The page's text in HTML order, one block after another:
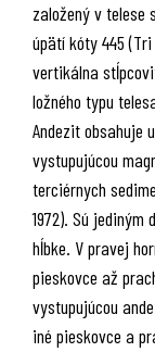
založený v telese
úpätí kóty 445
vertikálna
ložného typu
Andezit obsahuje
vystupujúcou
terciérnych
1972). Sú
hĺbke. V pravej
pieskovce až
vystupujúcou
iné pieskovce a